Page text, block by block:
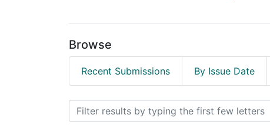
Browse
Recent Submissions By Issue Date
Browsing DOCUMENTOS